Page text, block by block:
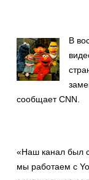
В
сообщает CNN.
«Наш канал был
мы работаем с